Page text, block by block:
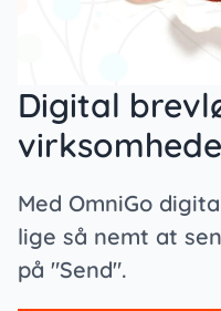
Digital
Med OmniGo
lige så nemt at
på "Send".